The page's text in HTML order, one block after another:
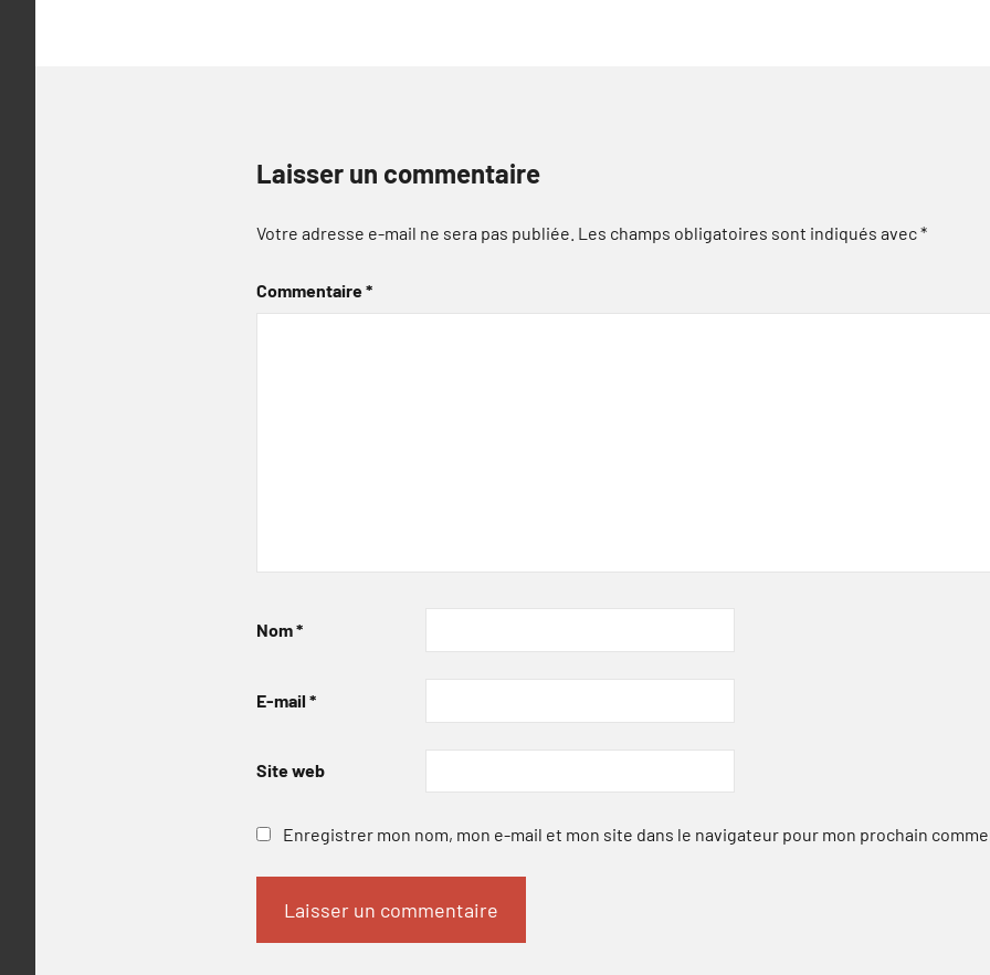
Laisser un commentaire
Votre adresse e-mail ne sera pas publiée. Les champs obligatoires sont indiqués avec*
Commentaire*
Nom*
E-mail *
Site web
Enregistrer mon nom, mon e-mail et mon site dans le navigateur pour mon prochain